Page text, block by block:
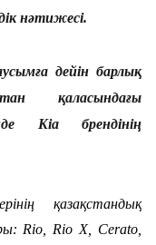
нәтижесі.
дейін барлық
қаласындағы
Kia брендінің
қазақстандық
Rio, Rio X, Cerato,